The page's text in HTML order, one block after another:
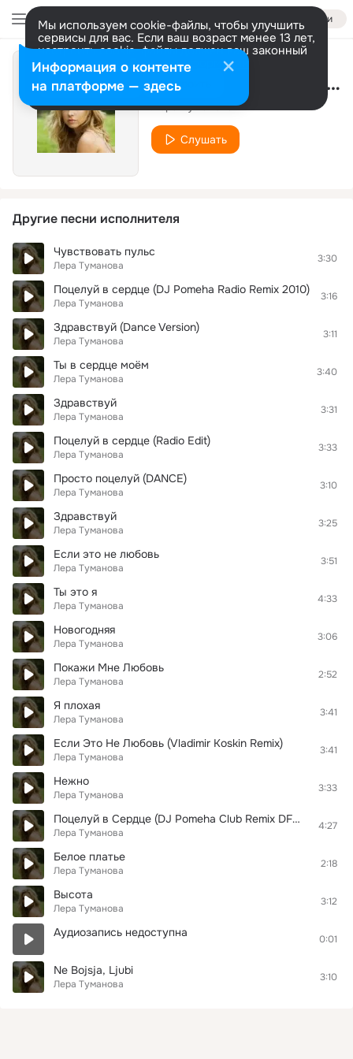
Войти
Мы используем cookie-файлы, чтобы улучшить
сервисы для вас. Если ваш возраст менее 13 лет,
настроить cookie-файлы должен ваш законный
представитель. Больше информации
Разрешить все Настроить Поцелуй В Сердце (Ночное Движение Club Mix)
Лера Туманова
Слушать
Другие песни исполнителя
Чувствовать пульс
Лера Туманова
3:30
Поцелуй в сердце (DJ Pomeha Radio Remix 2010)
Лера Туманова
3:16
Здравствуй (Dance Version)
Лера Туманова
3:11
Ты в сердце моём
Лера Туманова
3:40
Здравствуй
Лера Туманова
3:31
Поцелуй в сердце (Radio Edit)
Лера Туманова
3:33
Просто поцелуй (DANCE)
Лера Туманова
3:10
Здравствуй
Лера Туманова
3:25
Если это не любовь
Лера Туманова
3:51
Ты это я
Лера Туманова
4:33
Новогодняя
Лера Туманова
3:06
Покажи Мне Любовь
Лера Туманова
2:52
Я плохая
Лера Туманова
3:41
Если Это Не Любовь (Vladimir Koskin Remix)
Лера Туманова
3:41
Нежно
Лера Туманова
3:33
Поцелуй в Сердце (DJ Pomeha Club Remix DFM Version)
Лера Туманова
4:27
Белое платье
Лера Туманова
2:18
Высота
Лера Туманова
3:12
Аудиозапись недоступна 0:01
Ne Bojsja, Ljubi
Лера Туманова
3:10
Информация о контенте
на платформе — здесь